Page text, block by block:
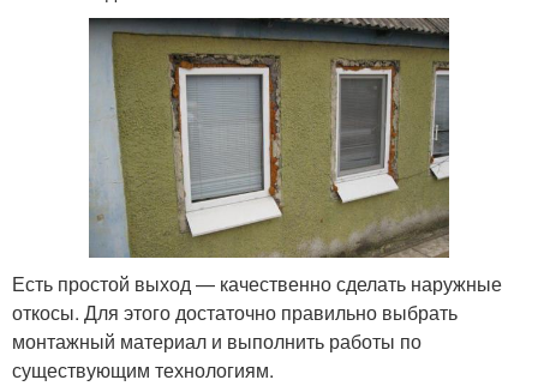
Есть простой выход — качественно сделать наружные
откосы. Для этого достаточно правильно выбрать
монтажный материал и выполнить работы по
существующим технологиям.